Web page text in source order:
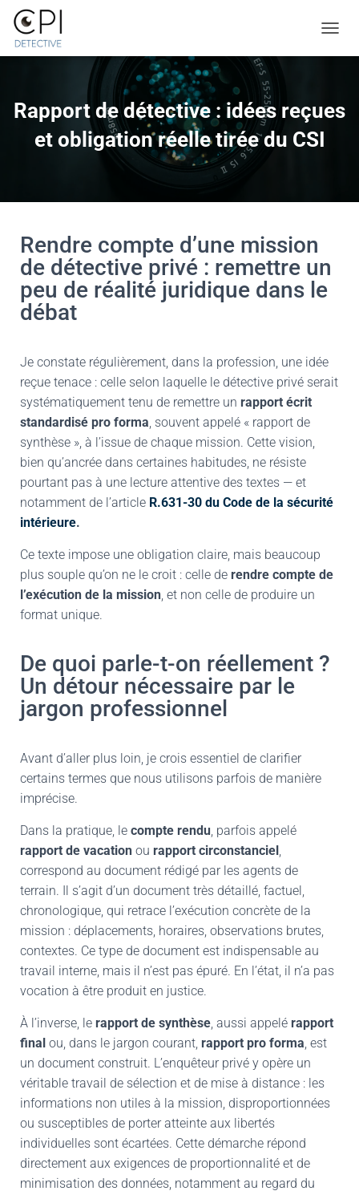
Rapport de détective : idées reçues
et obligation réelle tirée du CSI
Rendre compte d’une mission
de détective privé : remettre un
peu de réalité juridique dans le
débat
Je constate régulièrement, dans la profession, une idée
reçue tenace : celle selon laquelle le détective privé serait
systématiquement tenu de remettre un rapport écrit
standardisé pro forma, souvent appelé « rapport de
synthèse », à l’issue de chaque mission. Cette vision,
bien qu’ancrée dans certaines habitudes, ne résiste
pourtant pas à une lecture attentive des textes — et
notamment de l’article R.631-30 du Code de la sécurité
intérieure.
Ce texte impose une obligation claire, mais beaucoup
plus souple qu’on ne le croit : celle de rendre compte de
l’exécution de la mission, et non celle de produire un
format unique.
De quoi parle-t-on réellement ?
Un détour nécessaire par le
jargon professionnel
Avant d’aller plus loin, je crois essentiel de clarifier
certains termes que nous utilisons parfois de manière
imprécise.
Dans la pratique, le compte rendu, parfois appelé
rapport de vacation ou rapport circonstanciel,
correspond au document rédigé par les agents de
terrain. Il s’agit d’un document très détaillé, factuel,
chronologique, qui retrace l’exécution concrète de la
mission : déplacements, horaires, observations brutes,
contextes. Ce type de document est indispensable au
travail interne, mais il n’est pas épuré. En l’état, il n’a pas
vocation à être produit en justice.
À l’inverse, le rapport de synthèse, aussi appelé rapport
final ou, dans le jargon courant, rapport pro forma, est
un document construit. L’enquêteur privé y opère un
véritable travail de sélection et de mise à distance : les
informations non utiles à la mission, disproportionnées
ou susceptibles de porter atteinte aux libertés
individuelles sont écartées. Cette démarche répond
directement aux exigences de proportionnalité et de
minimisation des données, notamment au regard du